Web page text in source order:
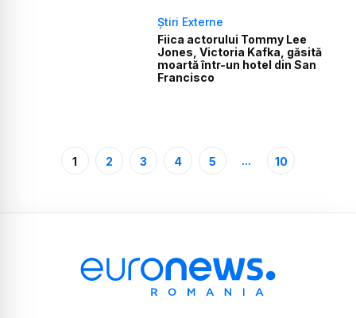
Știri Externe
Fiica actorului Tommy Lee
Jones, Victoria Kafka, găsită
moartă într-un hotel din San
Francisco
1 2 3 4 5 ... 10